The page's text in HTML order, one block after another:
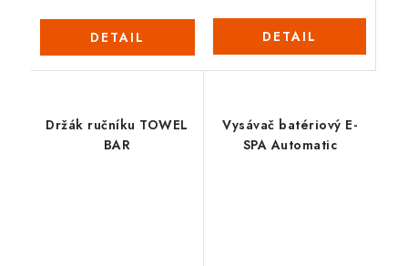
DETAIL DETAIL
Držák ručníku TOWEL
BAR
Vysávač batériový E-
SPA Automatic